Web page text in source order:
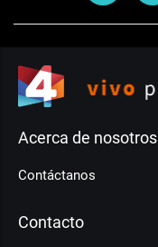
Acerca de nosotros
Contáctanos
Contacto